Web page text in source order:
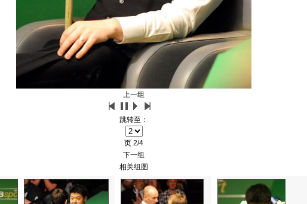
上一组
跳转至：
页 2/4
下一组
相关组图